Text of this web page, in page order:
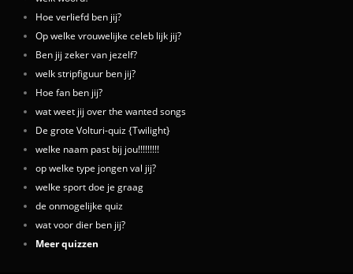
Hoe verliefd ben jij?
Op welke vrouwelijke celeb lijk jij?
Ben jij zeker van jezelf?
welk stripfiguur ben jij?
Hoe fan ben jij?
wat weet jij over the wanted songs
De grote Volturi-quiz {Twilight}
welke naam past bij jou!!!!!!!!!
op welke type jongen val jij?
welke sport doe je graag
de onmogelijke quiz
wat voor dier ben jij?
Meer quizzen